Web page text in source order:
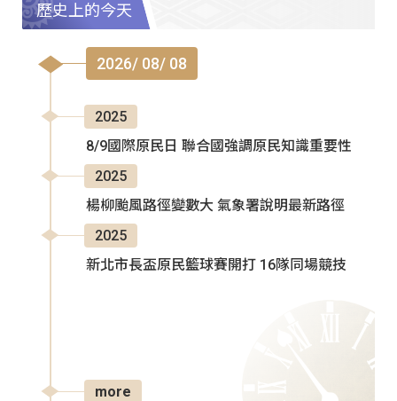
歷史上的今天
2026/ 08/ 08
2025
8/9國際原民日 聯合國強調原民知識重要性
2025
楊柳颱風路徑變數大 氣象署說明最新路徑
2025
新北市長盃原民籃球賽開打 16隊同場競技
more